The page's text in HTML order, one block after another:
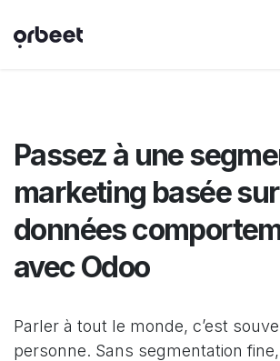
Passez à une
marketing basée
données
avec Odoo
Parler à tout le monde, c’est
personne. Sans segmentation